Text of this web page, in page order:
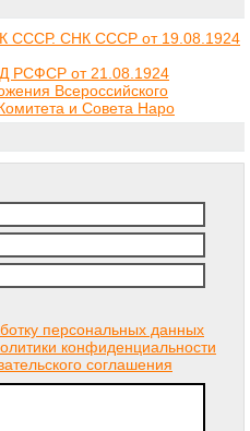
СССР. СНК СССР от 19.08.1924
РСФСР от 21.08.1924
Всероссийского
и Совета Наро
персональных данных
конфиденциальности
соглашения